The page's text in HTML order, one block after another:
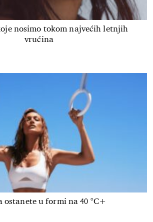
nosimo tokom najvećih letnjih
vrućina
ostanete u formi na 40 °C+